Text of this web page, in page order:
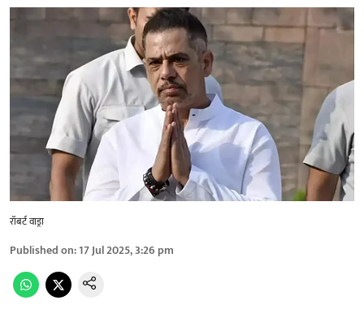
रॉबर्ट वाड्रा
Published on:17 Jul 2025, 3:26 pm